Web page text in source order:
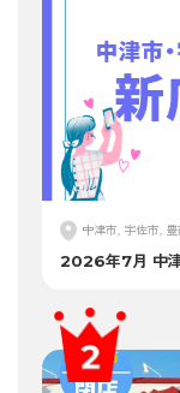
中津市, 宇佐市,
2026年7月 中津